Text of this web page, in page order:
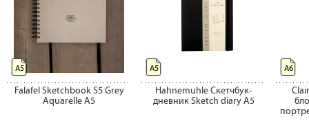
Falafel Sketchbook S5 Grey
Aquarelle A5
А5
Hahnemuhle Скетчбук-
дневник Sketch diary А5
А5 А6